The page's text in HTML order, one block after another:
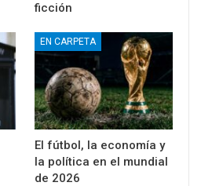
ficción
EN CARPETA
El fútbol, la economía y
la política en el mundial
de 2026